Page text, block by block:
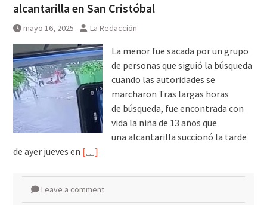
alcantarilla en San Cristóbal
mayo 16, 2025 La Redacción
La menor fue sacada por un grupo
de personas que siguió la búsqueda
cuando las autoridades se
marcharon Tras largas horas
de búsqueda, fue encontrada con
vida la niña de 13 años que
una alcantarilla succionó la tarde
de ayer jueves en […]
Leave a comment